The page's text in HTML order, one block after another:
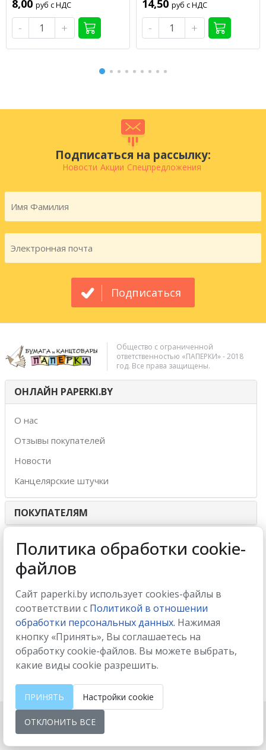
8,00 руб с НДС
- +
14,50 руб с НДС
- +
Подписаться на рассылку:
Новости Акции Спецпредложения
Подписаться
Общество с ограниченной
ответственностью «ПАПЕРКИ» - 2018
год. Все права защищены.
ОНЛАЙН PAPERKI.BY
О нас
Отзывы покупателей
Новости
Канцелярские штучки
ПОКУПАТЕЛЯМ
ИНТЕРНЕТ-МАГАЗИН
МЫ ПРИНИМАЕМ
МЫ В СОЦСЕТЯХ
Политика обработки cookie-
файлов
Сайт paperki.by использует cookies-файлы в
соответствии с Политикой в отношении
обработки персональных данных. Нажимая
кнопку «Принять», Вы соглашаетесь на
обработку cookie-файлов. Вы можете выбрать,
какие виды cookie разрешить.
ПРИНЯТЬ Настройки cookie
ОТКЛОНИТЬ ВСЕ
Настройки cookie